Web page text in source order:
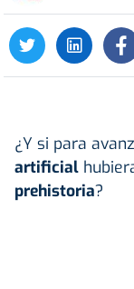
¿Y si para
artificial
prehistoria?